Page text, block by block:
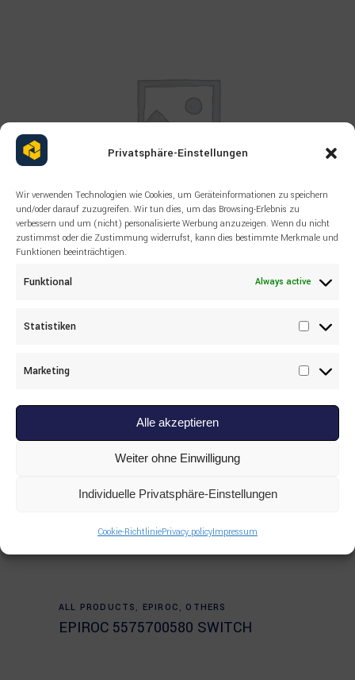
Privatsphäre-Einstellungen
Wir verwenden Technologien wie Cookies, um Geräteinformationen zu speichern
und/oder darauf zuzugreifen. Wir tun dies, um das Browsing-Erlebnis zu
verbessern und um (nicht) personalisierte Werbung anzuzeigen. Wenn du nicht
zustimmst oder die Zustimmung widerrufst, kann dies bestimmte Merkmale und
Funktionen beeinträchtigen.
Funktional Always active
Statistiken
Marketing
Alle akzeptieren
Weiter ohne Einwilligung
Individuelle Privatsphäre-Einstellungen
Cookie-RichtliniePrivacy policyImpressum
EPIROC 4350265024 U-PACKING
Read more
ALL PRODUCTS , EPIROC , OTHERS
EPIROC 5575700580 SWITCH